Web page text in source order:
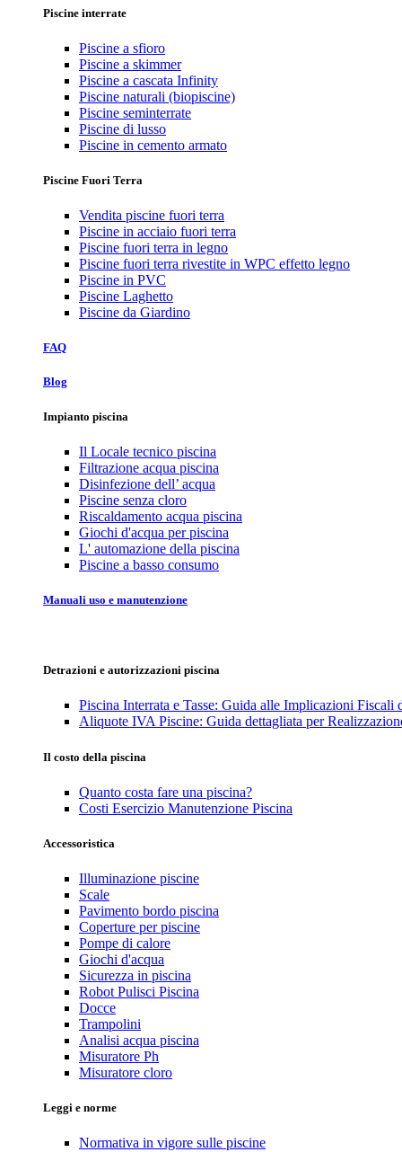
Piscine interrate
Piscine a sfioro
Piscine a skimmer
Piscine a cascata Infinity
Piscine naturali (biopiscine)
Piscine seminterrate
Piscine di lusso
Piscine in cemento armato
Piscine Fuori Terra
Vendita piscine fuori terra
Piscine in acciaio fuori terra
Piscine fuori terra in legno
Piscine fuori terra rivestite in WPC effetto legno
Piscine in PVC
Piscine Laghetto
Piscine da Giardino
FAQ
Blog
Impianto piscina
Il Locale tecnico piscina
Filtrazione acqua piscina
Disinfezione dell’ acqua
Piscine senza cloro
Riscaldamento acqua piscina
Giochi d'acqua per piscina
L' automazione della piscina
Piscine a basso consumo
Manuali uso e manutenzione
Detrazioni e autorizzazioni piscina
Piscina Interrata e Tasse: Guida alle Implicazioni Fiscali
Aliquote IVA Piscine: Guida dettagliata per
Il costo della piscina
Quanto costa fare una piscina?
Costi Esercizio Manutenzione Piscina
Accessoristica
Illuminazione piscine
Scale
Pavimento bordo piscina
Coperture per piscine
Pompe di calore
Giochi d'acqua
Sicurezza in piscina
Robot Pulisci Piscina
Docce
Trampolini
Analisi acqua piscina
Misuratore Ph
Misuratore cloro
Leggi e norme
Normativa in vigore sulle piscine